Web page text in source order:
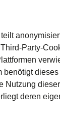
Party-
benötigt
Nutzung
deren